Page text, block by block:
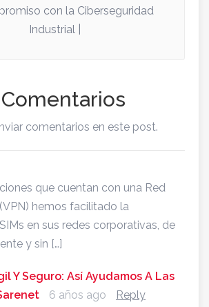
con la Ciberseguridad
Industrial |
comentarios en este post.
que cuentan con una Red
hemos facilitado la
en sus redes corporativas, de
y sin […]
Y Seguro: Así Ayudamos A Las
6 años ago Reply